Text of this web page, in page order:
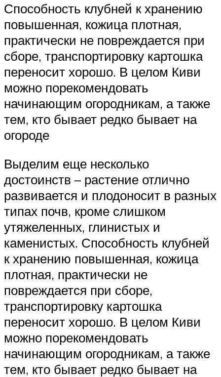
Способность клубней к хранению
повышенная, кожица плотная,
практически не повреждается при
сборе, транспортировку картошка
переносит хорошо. В целом Киви
можно порекомендовать
начинающим огородникам, а также
тем, кто бывает редко бывает на
огороде
Выделим еще несколько
достоинств – растение отлично
развивается и плодоносит в разных
типах почв, кроме слишком
утяжеленных, глинистых и
каменистых. Способность клубней
к хранению повышенная, кожица
плотная, практически не
повреждается при сборе,
транспортировку картошка
переносит хорошо. В целом Киви
можно порекомендовать
начинающим огородникам, а также
тем, кто бывает редко бывает на